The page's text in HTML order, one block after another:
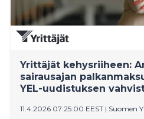
Yrittäjät kehysriiheen:
sairausajan
YEL-uudistuksen
11.4.2026 07:25:00 EEST | Suomen